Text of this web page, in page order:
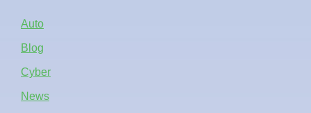
Auto
Blog
Cyber
News